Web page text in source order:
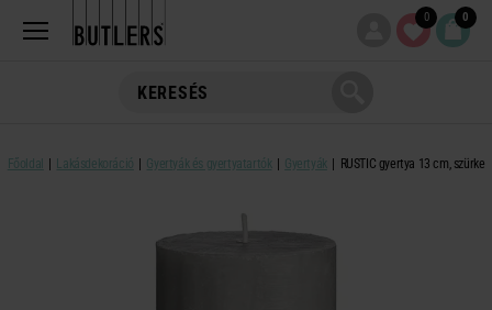
0 0
Főoldal Lakásdekoráció Gyertyák és gyertyatartók Gyertyák RUSTIC gyertya 13 cm, szürke